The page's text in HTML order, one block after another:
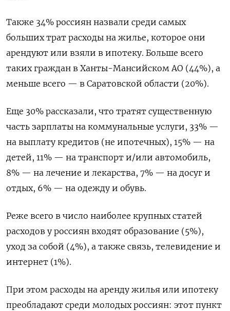
Также 34% россиян назвали среди самых
больших трат расходы на жилье, которое они
арендуют или взяли в ипотеку. Больше всего
таких граждан в Ханты-Мансийском АО (44%), а
меньше всего — в Саратовской области (20%).
Еще 30% рассказали, что тратят существенную
часть зарплаты на коммунальные услуги, 33% —
на выплату кредитов (не ипотечных), 15% — на
детей, 11% — на транспорт и/или автомобиль,
8% — на лечение и лекарства, 7% — на досуг и
отдых, 6% — на одежду и обувь.
Реже всего в число наиболее крупных статей
расходов у россиян входят образование (5%),
уход за собой (4%), а также связь, телевидение и
интернет (1%).
При этом расходы на аренду жилья или ипотеку
преобладают среди молодых россиян: этот пункт